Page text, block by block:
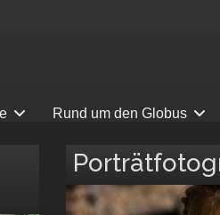
Rund um den Globus